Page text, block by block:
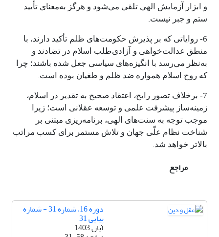
و ابزار آزمایش الهی تلقی می‌شود و هرگز به‌معنای تأیید
ستم و جبر نیست.
6- روایاتی که بر پذیرش حکومت‌های ظلم تأکید دارند، با
منطق عدالت‌خواهی و آزادی‌طلب اسلام در تضادند و
به‌نظر می‌رسد با انگیزه‌های سیاسی جعل شده باشند؛ چرا
که روح اسلام همواره ضد ظلم و طغیان بوده است.
7- برخلاف تصور رایج، اعتقاد صحیح به تقدیر در اسلام،
زمینه‌ساز پیشرفت علمی و توسعه عقلانی است؛ زیرا
موجب توجه به سنت‌های الهی، برنامه‌ریزی مبتنی بر
شناخت نظام علّی جهان و تلاش مستمر برای کسب مراتب
بالاتر خواهد شد.
مراجع
دوره 16، شماره 31 - شماره
پیاپی 31
آبان 1403